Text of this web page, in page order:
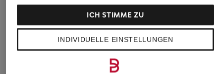
Sweatshirt
49,99 €
42,49 €
Sweatshirt XANDER
125 €
Sweatshirt JANNIK
INDIVIDUELLE EINSTELLUNGEN
ICH STIMME ZU